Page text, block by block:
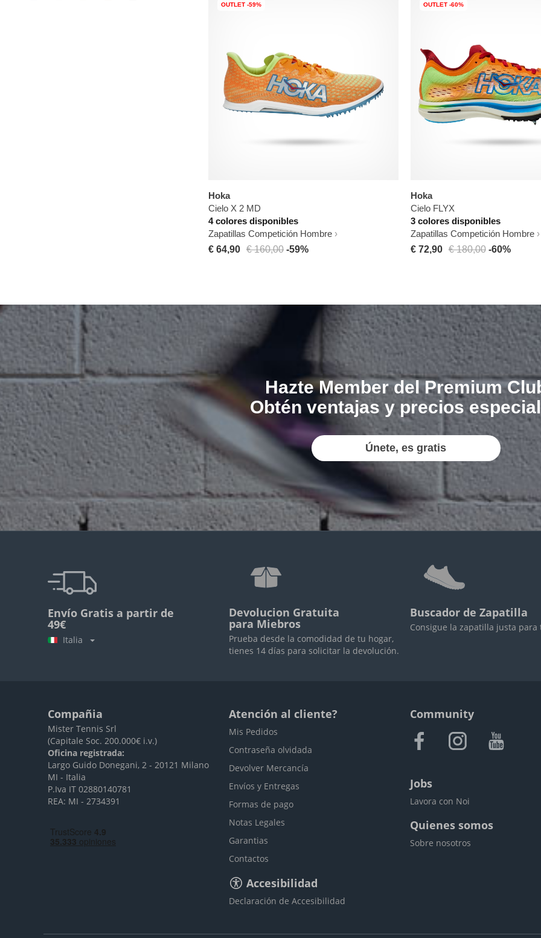
OUTLET -59%
Hoka
Cielo X 2 MD
4 colores disponibles
Zapatillas Competición Hombre
€ 64,90 € 160,00 -59%
OUTLET -60%
Hoka
Cielo FLYX
3 colores disponibles
Zapatillas Competición Hombre
€ 72,90 € 180,00 -60%
Hazte Member del Premium
Obtén ventajas y precios
Únete, es gratis
Envío Gratis a partir de
49€
Italia
Devolucion Gratuita
para Miebros
Prueba desde la comodidad de tu hogar,
tienes 14 días para solicitar la devolución.
Buscador de Zapatilla
Consigue la zapatilla justa para
Compañia
Mister Tennis Srl
(Capitale Soc. 200.000€ i.v.)
Oficina registrada:
Largo Guido Donegani, 2 - 20121 Milano
MI - Italia
P.Iva IT 02880140781
REA: MI - 2734391
Atención al cliente?
Mis Pedidos
Contraseña olvidada
Devolver Mercancía
Envíos y Entregas
Formas de pago
Notas Legales
Garantias
Contactos
Accesibilidad
Declaración de Accesibilidad
Community
Jobs
Lavora con Noi
Quienes somos
Sobre nosotros